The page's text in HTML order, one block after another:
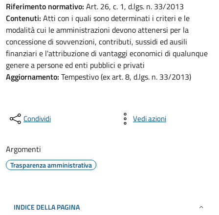
Riferimento normativo: Art. 26, c. 1, d.lgs. n. 33/2013
Contenuti: Atti con i quali sono determinati i criteri e le
modalità cui le amministrazioni devono attenersi per la
concessione di sovvenzioni, contributi, sussidi ed ausili
finanziari e l'attribuzione di vantaggi economici di qualunque
genere a persone ed enti pubblici e privati
Aggiornamento: Tempestivo (ex art. 8, d.lgs. n. 33/2013)
Condividi Vedi azioni
Argomenti
Trasparenza amministrativa
INDICE DELLA PAGINA